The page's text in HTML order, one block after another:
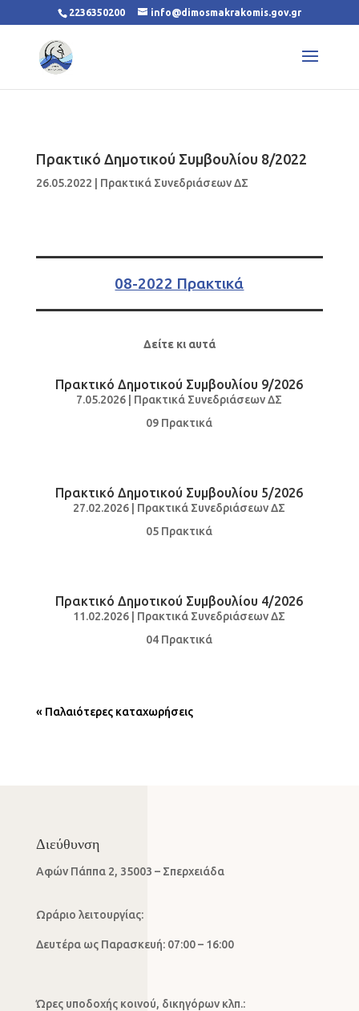
2236350200 info@dimosmakrakomis.gov.gr
Πρακτικό Δημοτικού Συμβουλίου 8/2022
26.05.2022 Πρακτικά Συνεδριάσεων ΔΣ
08-2022 Πρακτικά
Δείτε κι αυτά
Πρακτικό Δημοτικού Συμβουλίου 9/2026
7.05.2026
Πρακτικά Συνεδριάσεων ΔΣ
09 Πρακτικά
Πρακτικό Δημοτικού Συμβουλίου 5/2026
27.02.2026
Πρακτικά Συνεδριάσεων ΔΣ
05 Πρακτικά
Πρακτικό Δημοτικού Συμβουλίου 4/2026
11.02.2026
Πρακτικά Συνεδριάσεων ΔΣ
04 Πρακτικά
« Παλαιότερες καταχωρήσεις
Διεύθυνση
Αφών Πάππα 2, 35003 – Σπερχειάδα
Ωράριο λειτουργίας:
Δευτέρα ως Παρασκευή: 07:00 – 16:00
Ώρες υποδοχής κοινού, δικηγόρων κλπ.: